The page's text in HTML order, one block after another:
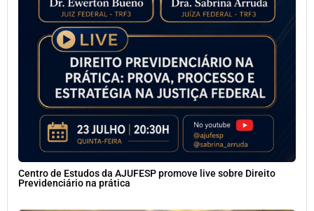
Centro de Estudos da AJUFESP promove live sobre Direito
Previdenciário na prática